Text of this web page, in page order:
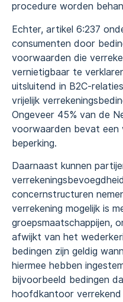
procedure worden
Echter, artikel 6:237
consumenten door
voorwaarden die
vernietigbaar te
uitsluitend in B2C-
vrijelijk
Ongeveer 45% van de
voorwaarden bevat een
beperking.
Daarnaast kunnen
concernstructuren
verrekening mogelijk is
groepsmaatschappijen,
afwijkt van het
bedingen zijn geldig
hiermee hebben
bijvoorbeeld bedingen
hoofdkantoor verrekend